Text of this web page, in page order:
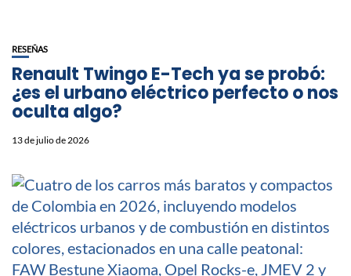
RESEÑAS
Renault Twingo E-Tech ya se probó:
¿es el urbano eléctrico perfecto o nos
oculta algo?
13 de julio de 2026